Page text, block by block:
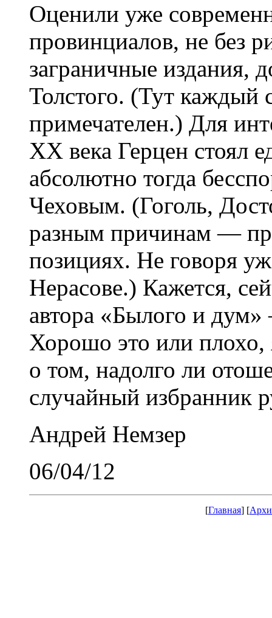
Оценили уже
провинциалов, не без
заграничные издания,
Толстого. (Тут каждый
примечателен.) Для
ХХ века Герцен стоял
абсолютно тогда
Чеховым. (Гоголь,
разным причинам —
позициях. Не говоря
Нерасове.) Кажется,
автора «Былого и
Хорошо это или плохо,
о том, надолго ли
случайный избранник
Андрей Немзер
06/04/12
[Главная] [